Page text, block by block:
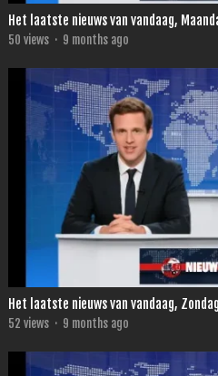
Het laatste nieuws van vandaag,
50 views · 9 months ago
Het laatste nieuws van vandaag,
52 views · 9 months ago